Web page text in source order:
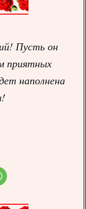
Пусть он
приятных
наполнена